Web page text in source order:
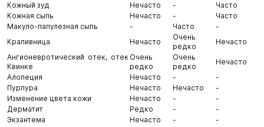
Кожный зуд
Нечасто -
Часто
Кожная сыпь
Нечасто -
Часто
Макуло-папулезная сыпь
- Часто
-
Крапивница
Нечасто
Очень
редко
Нечасто
Ангионевротический отек, отек
Квинке
Очень
редко
Очень
редко
Нечасто
Алопеция
Нечасто -
-
Пурпура
Нечасто Нечасто
-
Изменение цвета кожи
Нечасто -
-
Дерматит
Редко -
-
Экзантема
Нечасто -
-